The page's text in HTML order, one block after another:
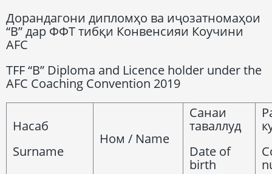
Дорандагони дипломҳо ва иҷозатномаҳои
“В” дар ФФТ тибқи Конвенсияи Коучини
AFC
TFF “В” Diploma and Licence holder under the
AFC Coaching Convention 2019
Насаб
Surname
Ном / Name
Санаи
таваллуд
Date of
birth